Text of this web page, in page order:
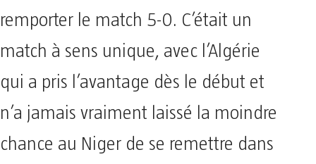
remporter le match 5-0. C’était un
match à sens unique, avec l’Algérie
qui a pris l’avantage dès le début et
n’a jamais vraiment laissé la moindre
chance au Niger de se remettre dans